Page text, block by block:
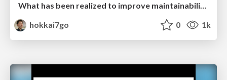
hokkai7go
0 1k